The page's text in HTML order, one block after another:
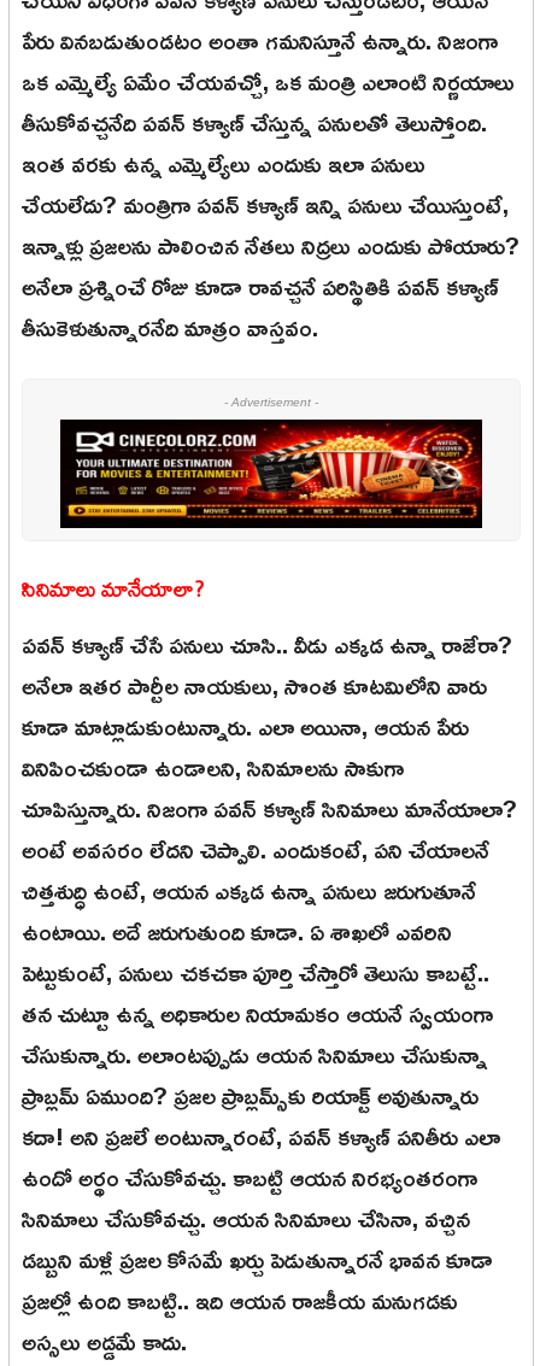
పేరు వినబడుతుండటం అంతా గమనిస్తూనే ఉన్నారు. నిజంగా
ఒక ఎమ్మెల్యే ఏమేం చేయవచ్చో, ఒక మంత్రి ఎలాంటి నిర్ణయాలు
తీసుకోవచ్చనేది పవన్ కళ్యాణ్ చేస్తున్న పనులతో తెలుస్తోంది.
ఇంత వరకు ఉన్న ఎమ్మెల్యేలు ఎందుకు ఇలా పనులు
చేయలేదు? మంత్రిగా పవన్ కళ్యాణ్ ఇన్ని పనులు చేయిస్తుంటే,
ఇన్నాళ్లు ప్రజలను పాలించిన నేతలు నిద్రలు ఎందుకు పోయారు?
అనేలా ప్రశ్నించే రోజు కూడా రావచ్చనే పరిస్థితికి పవన్ కళ్యాణ్
తీసుకెళుతున్నారనేది మాత్రం వాస్తవం.
- Advertisement -
సినిమాలు మానేయాలా?
పవన్ కళ్యాణ్ చేసే పనులు చూసి.. వీడు ఎక్కడ ఉన్నా రాజేరా?
అనేలా ఇతర పార్టీల నాయకులు, సొంత కూటమిలోని వారు
కూడా మాట్లాడుకుంటున్నారు. ఎలా అయినా, ఆయన పేరు
వినిపించకుండా ఉండాలని, సినిమాలను సాకుగా
చూపిస్తున్నారు. నిజంగా పవన్ కళ్యాణ్ సినిమాలు మానేయాలా?
అంటే అవసరం లేదని చెప్పాలి. ఎందుకంటే, పని చేయాలనే
చిత్తశుద్ధి ఉంటే, ఆయన ఎక్కడ ఉన్నా పనులు జరుగుతూనే
ఉంటాయి. అదే జరుగుతుంది కూడా. ఏ శాఖలో ఎవరిని
పెట్టుకుంటే, పనులు చకచకా పూర్తి చేస్తారో తెలుసు కాబట్టే..
తన చుట్టూ ఉన్న అధికారుల నియామకం ఆయనే స్వయంగా
చేసుకున్నారు. అలాంటప్పుడు ఆయన సినిమాలు చేసుకున్నా
ప్రాబ్లమ్ ఏముంది? ప్రజల ప్రాబ్లమ్స్‌కు రియాక్ట్ అవుతున్నారు
కదా! అని ప్రజలే అంటున్నారంటే, పవన్ కళ్యాణ్ పనితీరు ఎలా
ఉందో అర్థం చేసుకోవచ్చు. కాబట్టి ఆయన నిరభ్యంతరంగా
సినిమాలు చేసుకోవచ్చు. ఆయన సినిమాలు చేసినా, వచ్చిన
డబ్బుని మళ్లీ ప్రజల కోసమే ఖర్చు పెడుతున్నారనే భావన కూడా
ప్రజల్లో ఉంది కాబట్టి.. ఇది ఆయన రాజకీయ మనుగడకు
అస్సలు అడ్డమే కాదు.